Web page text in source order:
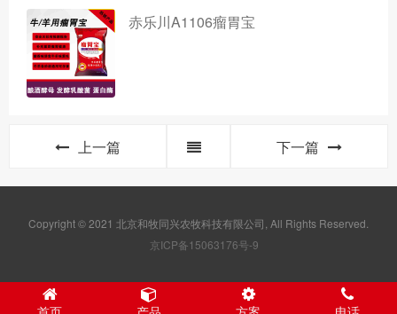
赤乐川A1106瘤胃宝
上一篇 下一篇
Copyright © 2021 北京和牧同兴农牧科技有限公司, All Rights Reserved.
京ICP备15063176号-9